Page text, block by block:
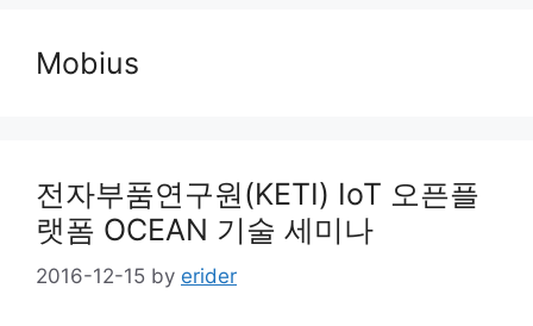
Mobius
전자부품연구원(KETI) IoT 오픈플
랫폼 OCEAN 기술 세미나
2016-12-15 by erider